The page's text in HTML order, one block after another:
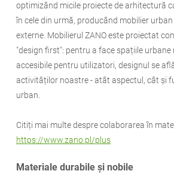
optimizând micile proiecte de arhitectură
în cele din urmă, producând mobilier
externe. Mobilierul ZANO este proiectat
"design first": pentru a face spațiile
accesibile pentru utilizatori, designul se
activităților noastre - atât aspectul, cât și
urban.
Citiți mai multe despre colaborarea în
https://www.zano.pl/plus
Materiale durabile și nobile